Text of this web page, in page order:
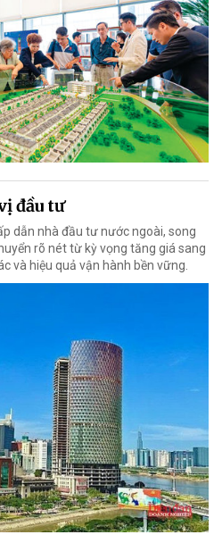
đầu tư
dẫn nhà đầu tư nước ngoài, song
rõ nét từ kỳ vọng tăng giá sang
và hiệu quả vận hành bền vững.